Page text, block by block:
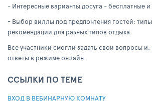
- Интересные варианты досуга - бесплатные
- Выбор виллы под предпочтения гостей:
рекомендации для разных типов отдыха.
Все участники смогли задать свои вопросы и,
ответы в режиме онлайн.
ССЫЛКИ ПО ТЕМЕ
ВХОД В ВЕБИНАРНУЮ КОМНАТУ